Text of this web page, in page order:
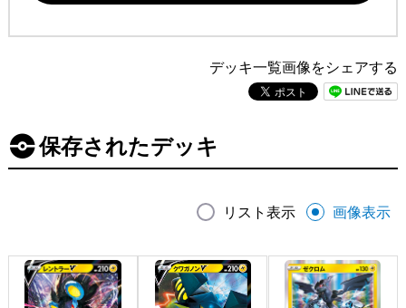
デッキ一覧画像をシェアする
保存されたデッキ
リスト表示 画像表示